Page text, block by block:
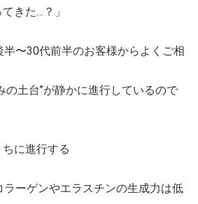
きた…？」
〜30代前半のお客様からよくご相
の土台”が静かに進行しているので
に進行する
ーゲンやエラスチンの生成力は低